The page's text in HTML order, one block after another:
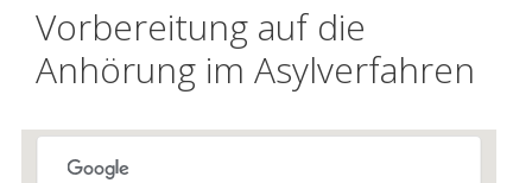
Vorbereitung auf die
Anhörung im Asylverfahren